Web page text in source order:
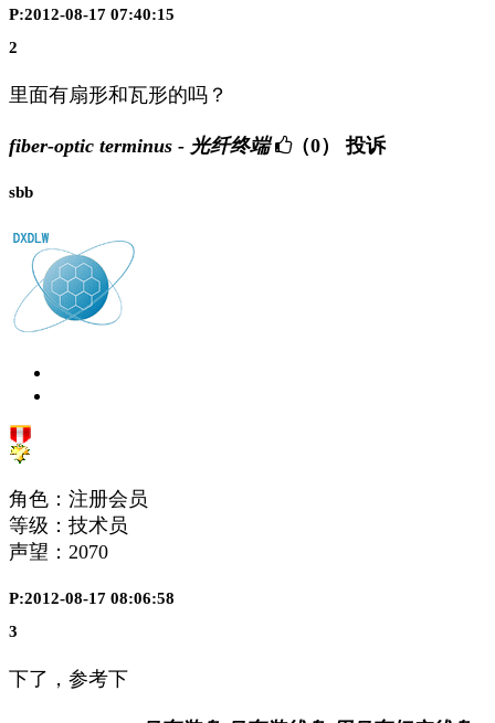
P:2012-08-17 07:40:15
2
里面有扇形和瓦形的吗？
fiber-optic terminus - 光纤终端 （0） 投诉
sbb
角色：注册会员
等级：技术员
声望： 2070
P:2012-08-17 08:06:58
3
下了，参考下